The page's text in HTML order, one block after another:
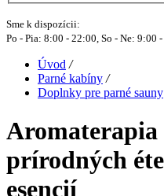
Sme k dispozícii:
Po - Pia: 8:00 - 22:00, So - Ne: 9:00
Úvod /
Parné kabíny /
Doplnky pre parné sauny
prírodných
esencií